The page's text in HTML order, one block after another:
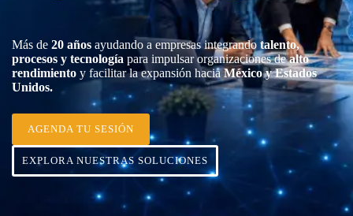
Más de 20 años ayudando a empresas integrando talento,
procesos y tecnología para impulsar organizaciones dealto
rendimiento y facilitar la expansión haciaMéxico y Estados
Unidos.
AGENDA TU SESIÓN
EXPLORA NUESTRAS SOLUCIONES